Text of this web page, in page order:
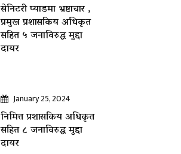
सेनिटरी प्याडमा भ्रष्टाचार ,
प्रमुख प्रशासकिय अधिकृत
सहित ५ जनाविरुद्ध मुद्दा
दायर
January 25, 2024
निमित्त प्रशासकिय अधिकृत
सहित ८ जनाविरुद्ध मुद्दा
दायर